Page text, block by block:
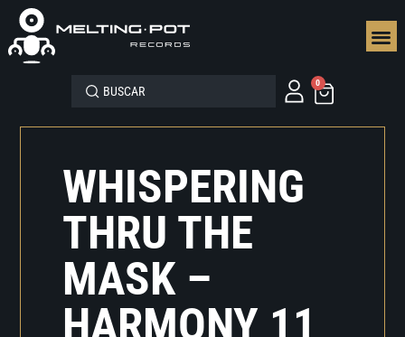
0
WHISPERING
THRU THE
MASK –
HARMONY 11